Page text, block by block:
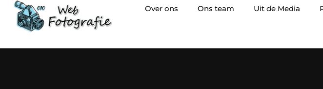
Over ons Ons team Uit de Media